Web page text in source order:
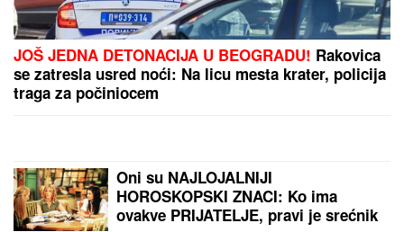
"ODUSTALI SMO OD VANTELESNE NAKON